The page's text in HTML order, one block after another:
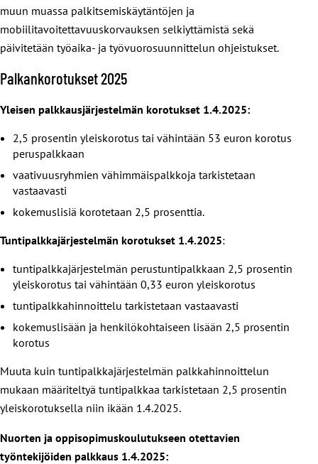
muun muassa palkitsemiskäytäntöjen ja
mobiilitavoitettavuuskorvauksen selkiyttämistä sekä
päivitetään työaika- ja työvuorosuunnittelun ohjeistukset.
Palkankorotukset 2025
Yleisen palkkausjärjestelmän korotukset 1.4.2025:
2,5 prosentin yleiskorotus tai vähintään 53 euron korotus
peruspalkkaan
vaativuusryhmien vähimmäispalkkoja tarkistetaan
vastaavasti
kokemuslisiä korotetaan 2,5 prosenttia.
Tuntipalkkajärjestelmän korotukset 1.4.2025:
tuntipalkkajärjestelmän perustuntipalkkaan 2,5 prosentin
yleiskorotus tai vähintään 0,33 euron yleiskorotus
tuntipalkkahinnoittelu tarkistetaan vastaavasti
kokemuslisään ja henkilökohtaiseen lisään 2,5 prosentin
korotus
Muuta kuin tuntipalkkajärjestelmän palkkahinnoittelun
mukaan määriteltyä tuntipalkkaa tarkistetaan 2,5 prosentin
yleiskorotuksella niin ikään 1.4.2025.
Nuorten ja oppisopimuskoulutukseen otettavien
työntekijöiden palkkaus 1.4.2025: